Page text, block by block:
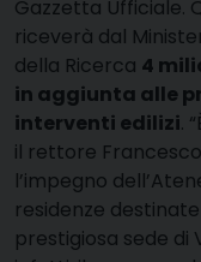
Gazzetta Ufficiale.
riceverà dal
della Ricerca 4
in aggiunta alle
interventi edilizi.
il rettore
l’impegno
residenze
prestigiosa sede di